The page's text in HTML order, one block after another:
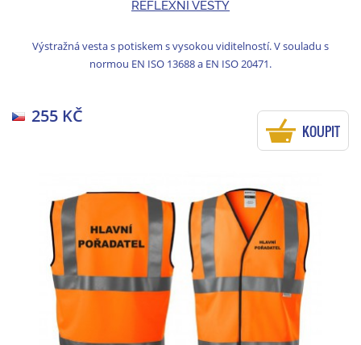
REFLEXNÍ VESTY
Výstražná vesta s potiskem s vysokou viditelností. V souladu s
normou EN ISO 13688 a EN ISO 20471.
255 KČ
KOUPIT